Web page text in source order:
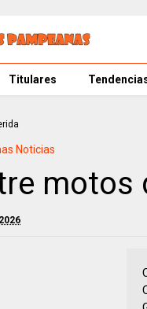
Titulares
Noticias
motos